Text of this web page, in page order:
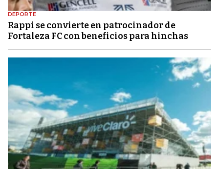
DEPORTE
Rappi se convierte en patrocinador de
Fortaleza FC con beneficios para hinchas